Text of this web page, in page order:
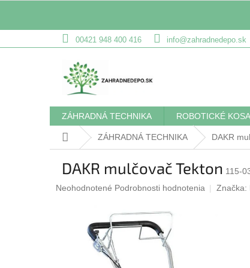
na
00421 948 400 416 info@zahradnedepo.sk
ZÁHRADNÁ TECHNIKA ROBOTICKÉ
DomovZÁHRADNÁ TECHNIKA DAKR
DAKR mulčovač Tekton 115-
Priemerné
Neohodnotené Podrobnosti hodnotenia Značka: